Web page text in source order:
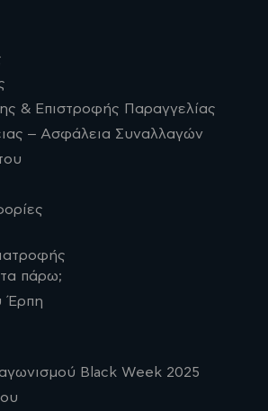
& Επιστροφής Παραγγελίας
– Ασφάλεια Συναλλαγών
τα πάρω;
Έρπη
Black Week 2025